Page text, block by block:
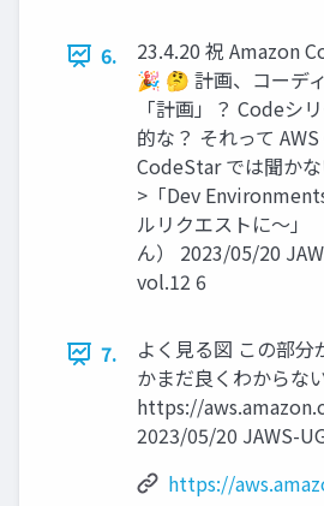
6.
23.4.20 祝 Amazon
🎉 🤔 計画、コーデ
「計画」？ Codeシ
的な？ それって
CodeStar では聞か
>「Dev
ルリクエストに〜」
ん） 2023/05/20
vol.12 6
7.
よく見る図 この部分
かまだ良くわからな
https://
2023/05/20 JAWS-
https://